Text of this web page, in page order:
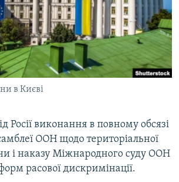
КРИМУ
в Києві
Росії виконання в повному обсязі
ООН щодо територіальної
і наказу Міжнародного суду ООН
форм расової дискримінації.